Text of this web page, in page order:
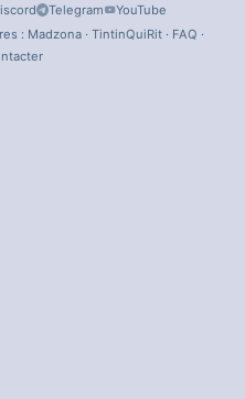
Telegram
YouTube
: Madzona· TintinQuiRit· FAQ ·